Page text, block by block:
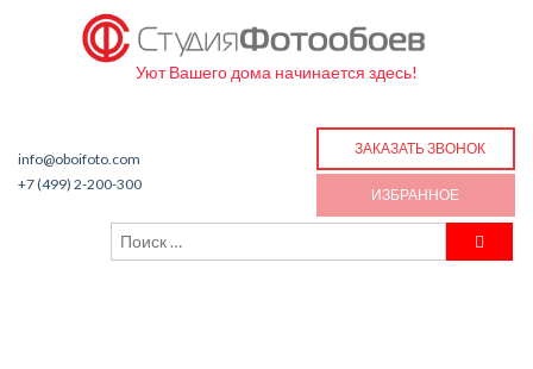
Уют Вашего дома начинается здесь!
info@oboifoto.com
+7 (499) 2-200-300
ЗАКАЗАТЬ ЗВОНОК
ИЗБРАННОЕ